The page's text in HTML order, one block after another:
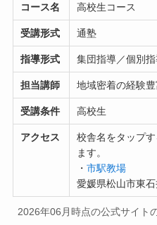
コース名 高校生コース
受講形式 通塾
指導形式 集団指導／個別指
担当講師 地域密着の経験
受講条件 高校生
アクセス
校舎名をタップ
ます。
・市駅教場
愛媛県松山市東
2026年06月時点の公式サイト